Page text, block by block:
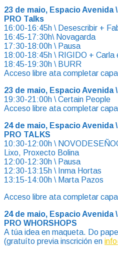
23 de maio, Espacio Avenida
PRO Talks
16:00-16:45h \ Desescribir +
16:45-17:30h\ Novagarda
17:30-18:00h \ Pausa
18:00-18:45h \ RIGIDO + Carla
18:45-19:30h \ BURR
Acceso libre ata completar
23 de maio, Espacio Avenida
19:30-21:00h \ Certain People
Acceso libre ata completar
24 de maio, Espacio Avenida
PRO TALKS
10:30-12:00h \
Lixo, Proxecto Bolina
12:00-12:30h \ Pausa
12:30-13:15h \ Inma Hortas
13:15-14:00h \ Marta Pazos
Acceso libre ata completar
24 de maio, Espacio Avenida
PRO WHORSHOPS
A túa idea en maqueta. Do
(gratuíto previa inscrición en